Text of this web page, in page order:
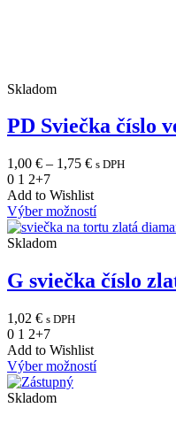
Skladom
PD Sviečka číslo
1,00 € – 1,75 €Price
1,00 €
through
1,75 €
s DPH
0 1 2+7
Add to Wishlist
Výber možností
Skladom
G sviečka číslo
1,02 € s DPH
0 1 2+7
Add to Wishlist
Výber možností
Skladom